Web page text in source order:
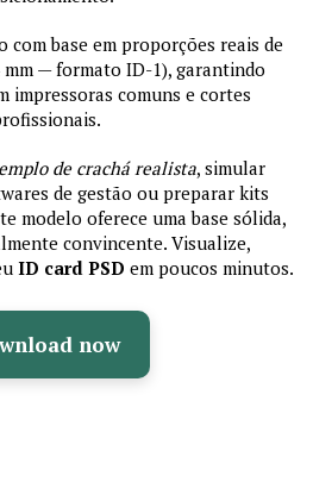
base em proporções reais de
mm — formato ID-1), garantindo
impressoras comuns e cortes
de crachá realista, simular
de gestão ou preparar kits
modelo oferece uma base sólida,
convincente. Visualize,
ID card PSD em poucos minutos.
now